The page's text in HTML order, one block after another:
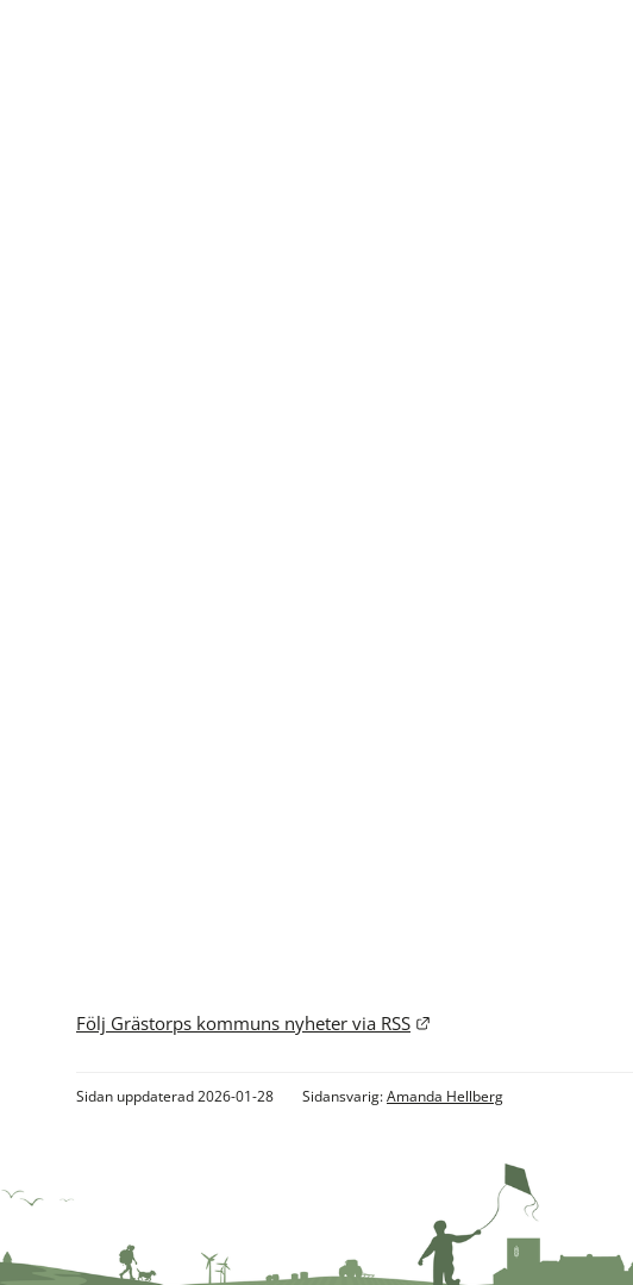
Följ Grästorps kommuns nyheter via RSS Länk till annan webbplats.
Sidan uppdaterad 2026-01-28 Sidansvarig:Amanda Hellberg